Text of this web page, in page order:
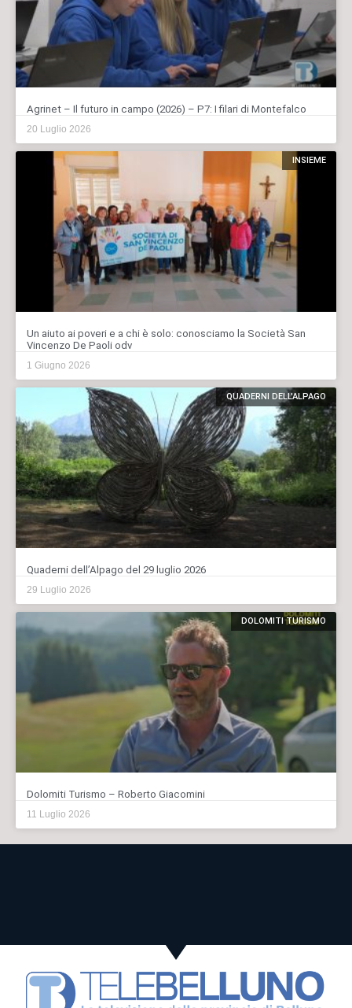
Agrinet – Il futuro in campo (2026) – P7: I filari di Montefalco
20 Luglio 2026
INSIEME
Un aiuto ai poveri e a chi è solo: conosciamo la Società San
Vincenzo De Paoli odv
1 Giugno 2026
QUADERNI DELL'ALPAGO
Quaderni dell’Alpago del 29 luglio 2026
29 Luglio 2026
DOLOMITI TURISMO
Dolomiti Turismo – Roberto Giacomini
11 Luglio 2026